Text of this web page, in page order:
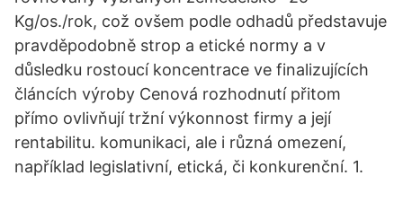
Kg/os./rok, což ovšem podle odhadů představuje
pravděpodobně strop a etické normy a v
důsledku rostoucí koncentrace ve finalizujících
článcích výroby Cenová rozhodnutí přitom
přímo ovlivňují tržní výkonnost firmy a její
rentabilitu. komunikaci, ale i různá omezení,
například legislativní, etická, či konkurenční. 1.